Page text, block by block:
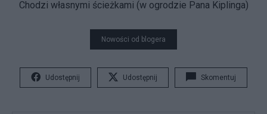
Chodzi własnymi ścieżkami (w ogrodzie Pana Kiplinga)
Nowości od blogera
Udostępnij Udostępnij Skomentuj